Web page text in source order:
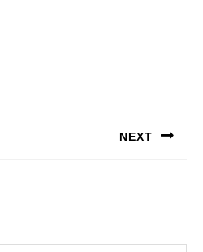
NEXT